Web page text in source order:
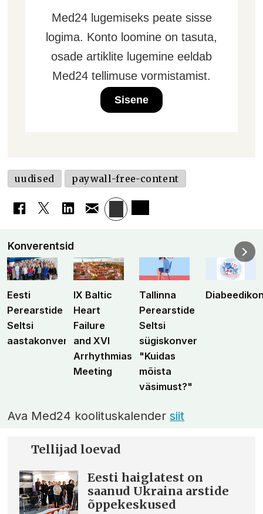
Med24 lugemiseks peate sisse
logima. Konto loomine on tasuta,
osade artiklite lugemine eeldab
Med24 tellimuse vormistamist.
Sisene
uudised paywall-free-content
Konverentsid
Eesti
Perearstide
Seltsi
aastakonverents
IX Baltic
Heart
Failure
and XVI
Arrhythmias
Meeting
Tallinna
Perearstide
Seltsi
sügiskonverents
"Kuidas
mõista
väsimust?"
Ava Med24 koolituskalendersiit
Tellijad loevad
Eesti haiglatest on
saanud Ukraina arstide
õppekeskused